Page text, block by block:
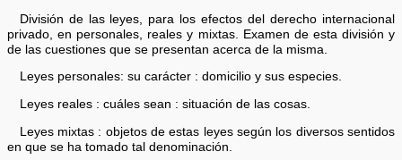
División de las leyes, para los efectos del derecho internacional
privado, en personales, reales y mixtas. Examen de esta división y
de las cuestiones que se presentan acerca de la misma.
Leyes personales: su carácter : domicilio y sus especies.
Leyes reales : cuáles sean : situación de las cosas.
Leyes mixtas : objetos de estas leyes según los diversos sentidos
en que se ha tomado tal denominación.